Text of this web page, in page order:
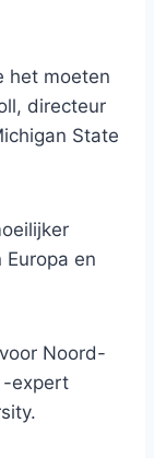
het moeten
directeur
State
en
Noord-
-expert